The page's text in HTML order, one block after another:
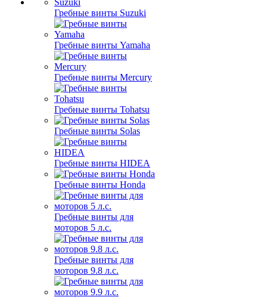
Гребные винты Suzuki
Гребные винты Yamaha
Гребные винты Mercury
Гребные винты Tohatsu
Гребные винты Solas
Гребные винты HIDEA
Гребные винты Honda
Гребные винты для
моторов 5 л.с.
Гребные винты для
моторов 9.8 л.с.